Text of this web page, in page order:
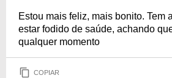
Estou mais feliz, mais bonito. Tem
estar fodido de saúde, achando
qualquer momento
COPIAR